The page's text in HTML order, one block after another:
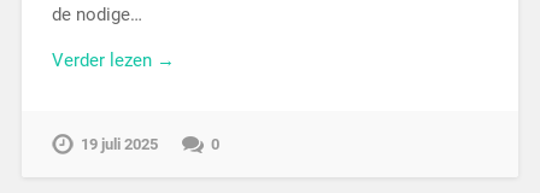
de nodige…
Verder lezen →
19 juli 2025 0